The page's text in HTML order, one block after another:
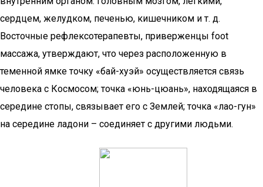
сердцем, желудком, печенью, кишечником и т. д.
Восточные рефлексотерапевты, приверженцы foot
массажа, утверждают, что через расположенную в
теменной ямке точку «бай-хуэй» осуществляется связь
человека с Космосом; точка «юнь-цюань», находящаяся в
середине стопы, связывает его с Землей; точка «лао-гун»
на середине ладони – соединяет с другими людьми.